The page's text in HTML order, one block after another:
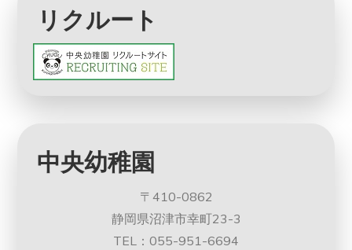
リクルート
中央幼稚園
〒410-0862
静岡県沼津市幸町23-3
TEL：055-951-6694